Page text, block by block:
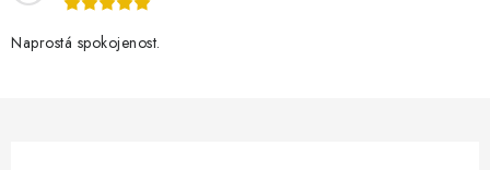
Naprostá spokojenost.